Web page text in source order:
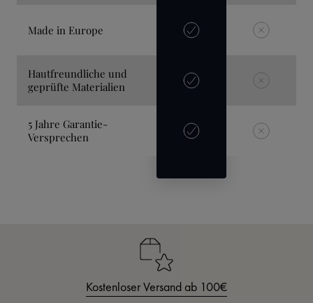
Made in Europe
Hautfreundliche und
geprüfte Materialien
5 Jahre Garantie-
Versprechen
Kostenloser Versand ab 100€